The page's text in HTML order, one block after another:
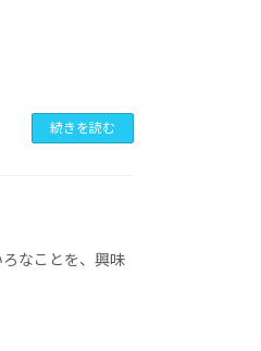
続きを読む
なことを、興味